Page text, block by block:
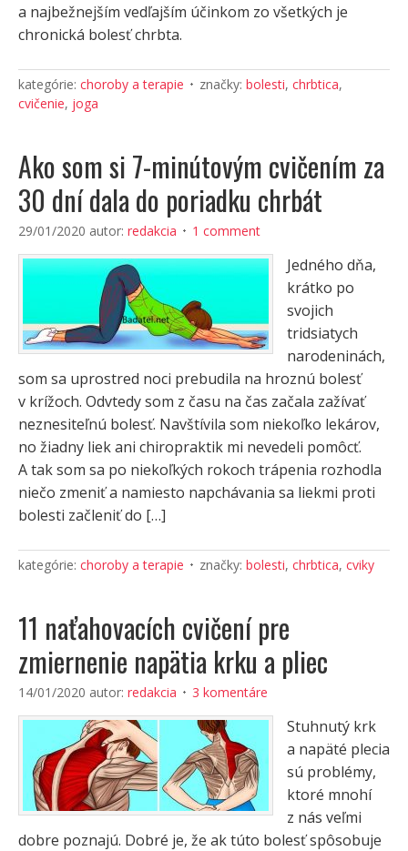
a najbežnejším vedľajším účinkom zo všetkých je
chronická bolesť chrbta.
kategórie: choroby a terapie značky: bolesti, chrbtica,
cvičenie, joga
Ako som si 7-minútovým cvičením za
30 dní dala do poriadku chrbát
29/01/2020 autor: redakcia 1 comment
Jedného dňa,
krátko po
svojich
tridsiatych
narodeninách,
som sa uprostred noci prebudila na hroznú bolesť
v krížoch. Odvtedy som z času na čas začala zažívať
neznesiteľnú bolesť. Navštívila som niekoľko lekárov,
no žiadny liek ani chiropraktik mi nevedeli pomôcť.
A tak som sa po niekoľkých rokoch trápenia rozhodla
niečo zmeniť a namiesto napchávania sa liekmi proti
bolesti začleniť do […]
kategórie: choroby a terapie značky: bolesti, chrbtica, cviky
11 naťahovacích cvičení pre
zmiernenie napätia krku a pliec
14/01/2020 autor: redakcia 3 komentáre
Stuhnutý krk
a napäté plecia
sú problémy,
ktoré mnohí
z nás veľmi
dobre poznajú. Dobré je, že ak túto bolesť spôsobuje